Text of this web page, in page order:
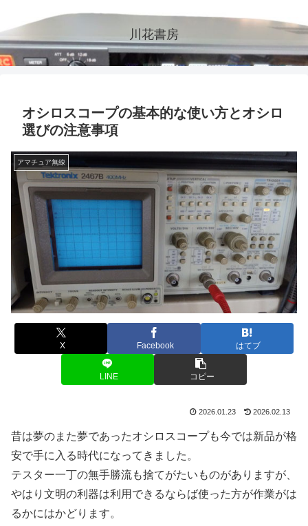
川花書房
オシロスコープの基本的な使い方とオシロ
選びの注意事項
アマチュア無線
X Facebook はてブ
LINE コピー
2026.01.23 2026.02.13
昔は夢のまた夢であったオシロスコープも今では新品が格
安で手に入る時代になってきました。
テスター一丁の無手勝流も捨てがたいものがありますが、
やはり文明の利器は利用できるならば使った方が作業がは
るかにはかどります。